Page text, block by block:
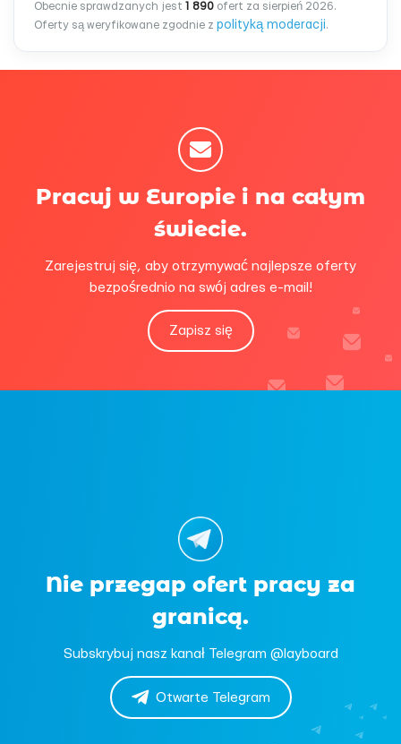
Obecnie sprawdzanych jest 1 890 ofert za sierpień 2026.
Oferty są weryfikowane zgodnie z polityką moderacji.
Pracuj w Europie i na całym
świecie.
Zarejestruj się, aby otrzymywać najlepsze oferty
bezpośrednio na swój adres e-mail!
Zapisz się
Nie przegap ofert pracy za
granicą.
Subskrybuj nasz kanał Telegram @layboard
Otwarte Telegram